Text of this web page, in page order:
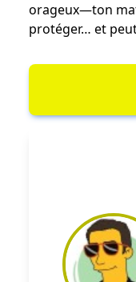
orageux—ton
protéger… et